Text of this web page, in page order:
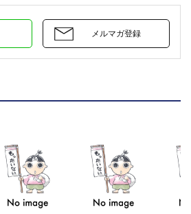
メルマガ登録